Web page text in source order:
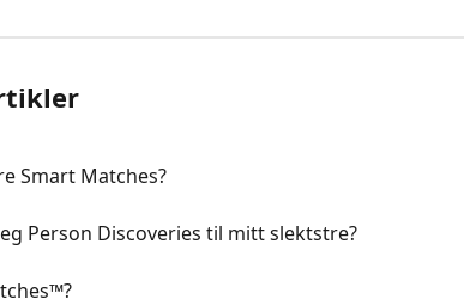
Smart Matches?
Person Discoveries til mitt slektstre?